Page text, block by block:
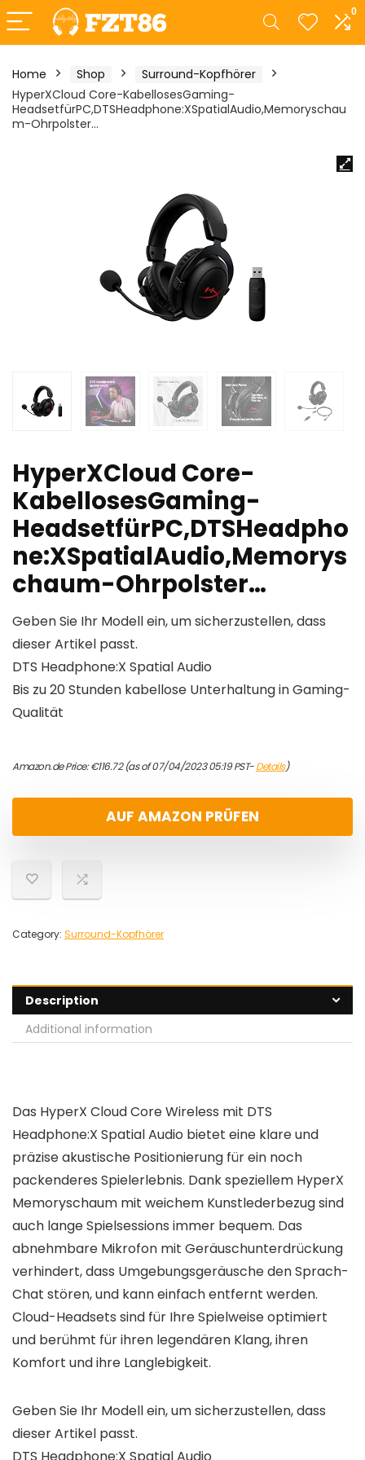
0
Home Shop
Surround-Kopfhörer
HyperXCloud Core-KabellosesGaming-
HeadsetfürPC,DTSHeadphone:XSpatialAudio,Memoryschau
m-Ohrpolster…
HyperXCloud Core-
KabellosesGaming-
HeadsetfürPC,DTSHeadpho
ne:XSpatialAudio,Memorys
chaum-Ohrpolster…
Geben Sie Ihr Modell ein, um sicherzustellen, dass
dieser Artikel passt.
DTS Headphone:X Spatial Audio
Bis zu 20 Stunden kabellose Unterhaltung in Gaming-
Qualität
Amazon.de Price:€116.72(as of 07/04/2023 05:19 PST-Details)
AUF AMAZON PRÜFEN
Category: Surround-Kopfhörer
Description
Additional information
Das HyperX Cloud Core Wireless mit DTS
Headphone:X Spatial Audio bietet eine klare und
präzise akustische Positionierung für ein noch
packenderes Spielerlebnis. Dank speziellem HyperX
Memoryschaum mit weichem Kunstlederbezug sind
auch lange Spielsessions immer bequem. Das
abnehmbare Mikrofon mit Geräuschunterdrückung
verhindert, dass Umgebungsgeräusche den Sprach-
Chat stören, und kann einfach entfernt werden.
Cloud-Headsets sind für Ihre Spielweise optimiert
und berühmt für ihren legendären Klang, ihren
Komfort und ihre Langlebigkeit.
Geben Sie Ihr Modell ein, um sicherzustellen, dass
dieser Artikel passt.